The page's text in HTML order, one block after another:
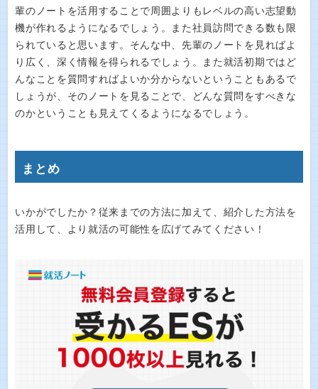
輩のノートを活用することで周囲よりもレベルの高い志望動
機が作れるようになるでしょう。また社員訪問できる数も限
られていると思います。そんな中、先輩のノートを見ればよ
り広く、深く情報を得られるでしょう。また就活初期ではど
んなことを質問すればよいか分からないということもあるで
しょうが、そのノートを見ることで、どんな質問をすべきな
のかということも見えてくるようになるでしょう。
まとめ
いかがでしたか？従来までの方法に加えて、紹介した方法を
活用して、より就活の可能性を広げてみてください！